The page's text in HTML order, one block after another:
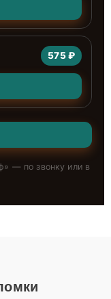
575 ₽
» — по звонку или в